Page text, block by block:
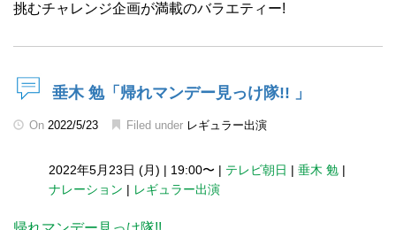
挑むチャレンジ企画が満載のバラエティー!
垂木 勉「帰れマンデー見っけ隊!! 」
On 2022/5/23 Filed under レギュラー出演
2022年5月23日 (月) | 19:00〜 | テレビ朝日 | 垂木 勉 |
ナレーション | レギュラー出演